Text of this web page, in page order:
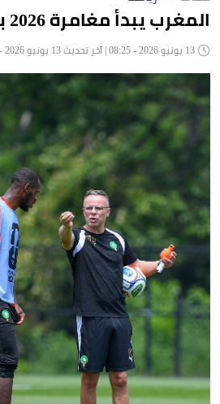
المغرب يبدأ مغامرة 2026 بتحدي البرازيل